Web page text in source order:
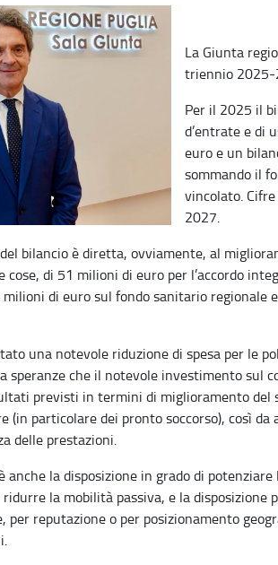
La Giunta
triennio 2025-
Per il 2025 il
d’entrate e di
euro e un
sommando il
vincolato.
2027.
bilancio è diretta, ovviamente, al
di 51 milioni di euro per l’accordo
di euro sul fondo sanitario regionale
una notevole riduzione di spesa per le
speranze che il notevole investimento
previsti in termini di miglioramento del
(in particolare dei pronto soccorso), così
delle prestazioni.
anche la disposizione in grado di
la mobilità passiva, e la disposizione
reputazione o per posizionamento